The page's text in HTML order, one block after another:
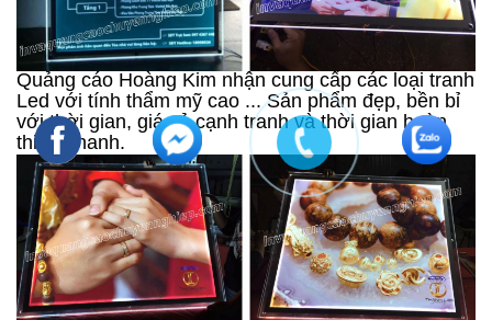
Quảng cáo Hoàng Kim nhận cung cấp các loại tranh
Led với tính thẩm mỹ cao ... Sản phẩm đẹp, bền bỉ
với thời gian, giá cả cạnh tranh và thời gian hoàn
thiện nhanh.